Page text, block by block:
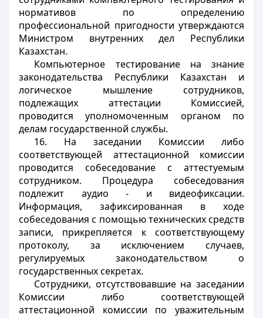
нормативов по определению
профессиональной пригодности утверждаются
Министром внутренних дел Республики
Казахстан.
Компьютерное тестирование на знание
законодательства Республики Казахстан и
логическое мышление сотрудников,
подлежащих аттестации Комиссией,
проводится уполномоченным органом по
делам государственной службы.
16. На заседании Комиссии либо
соответствующей аттестационной комиссии
проводится собеседование с аттестуемым
сотрудником. Процедура собеседования
подлежит аудио - и видеофиксации.
Информация, зафиксированная в ходе
собеседования с помощью технических средств
записи, прикрепляется к соответствующему
протоколу, за исключением случаев,
регулируемых законодательством о
государственных секретах.
Сотрудники, отсутствовавшие на заседании
Комиссии либо соответствующей
аттестационной комиссии по уважительным